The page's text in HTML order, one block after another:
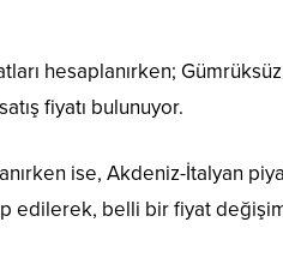
hesaplanırken;
fiyatı bulunuyor.
ise, Akdeniz-İtalyan
edilerek, belli bir fiyat